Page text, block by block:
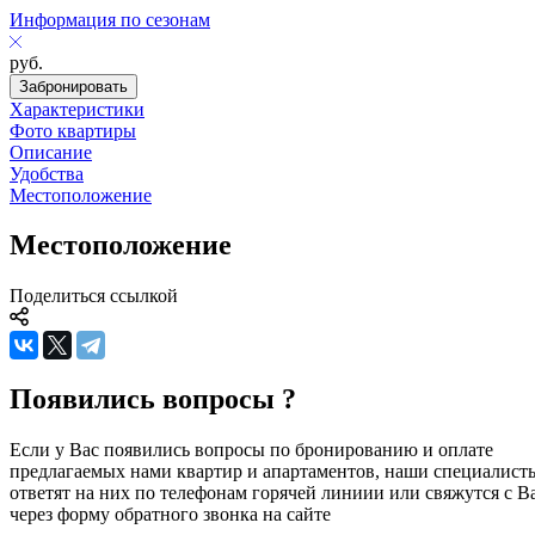
Информация по сезонам
руб.
Забронировать
Характеристики
Фото квартиры
Описание
Удобства
Местоположение
Местоположение
Поделиться ссылкой
Появились вопросы ?
Если у Вас появились вопросы по бронированию и оплате
предлагаемых нами квартир и апартаментов, наши
ответят на них по телефонам горячей линиии или свяжутся с
через форму обратного звонка на сайте